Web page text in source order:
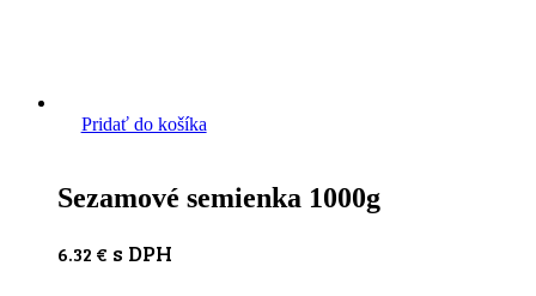
Pridať do košíka
Sezamové semienka 1000g
6.32 € s DPH